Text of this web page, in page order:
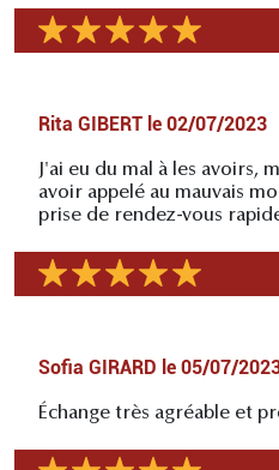
Rita GIBERT le 02/07/2023
J'ai eu du mal à les avoirs,
avoir appelé au mauvais
prise de rendez-vous
Sofia GIRARD le 05/07/
Échange très agréable et